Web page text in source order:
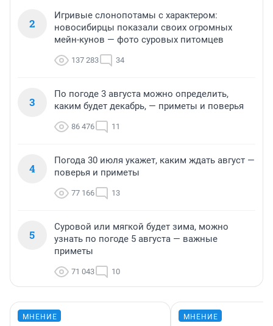
2
Игривые слонопотамы с характером:
новосибирцы показали своих огромных
мейн-кунов — фото суровых питомцев
137 283 34
3
По погоде 3 августа можно определить,
каким будет декабрь, — приметы и поверья
86 476 11
4
Погода 30 июля укажет, каким ждать август —
поверья и приметы
77 166 13
5
Суровой или мягкой будет зима, можно
узнать по погоде 5 августа — важные
приметы
71 043 10
МНЕНИЕ МНЕНИЕ